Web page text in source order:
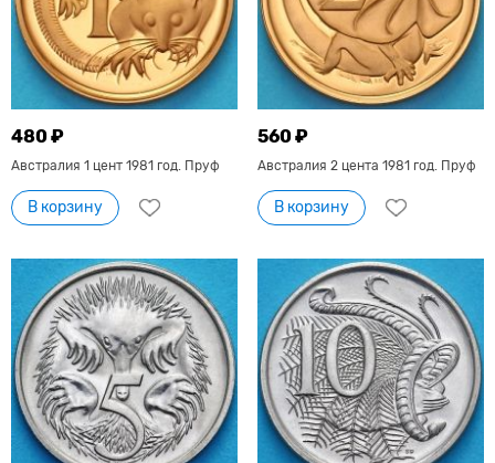
480 ₽
Австралия 1 цент 1981 год. Пруф
В корзину
560 ₽
Австралия 2 цента 1981 год. Пруф
В корзину